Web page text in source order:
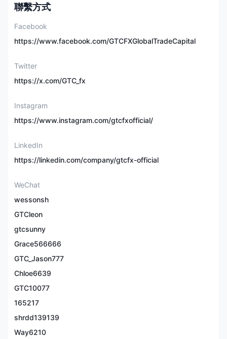
澤匯資本, 商品名稱 澤匯資本Global Trade Capital Limited，是一家在阿
聯酋註冊的全球金融外匯經紀公司。它受證券和商品管理局 (SCA) 監管，
(NFA) 註冊。
聯繫方式
Facebook
https://www.facebook.com/GTCFXGlobalTradeCapital
Twitter
https://x.com/GTC_fx
Instagram
https://www.instagram.com/gtcfxofficial/
LinkedIn
https://linkedin.com/company/gtcfx-official
WeChat
wessonsh
GTCleon
gtcsunny
Grace566666
GTC_Jason777
Chloe6639
GTC10077
165217
shrdd139139
Way6210